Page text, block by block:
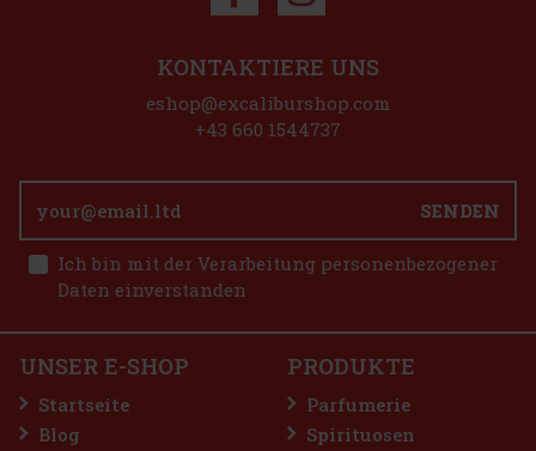
SENDEN
Ich bin mit der Verarbeitung personenbezogener
Daten einverstanden
KONTAKTIERE UNS
eshop@excaliburshop.com
+43 660 1544737
UNSER E-SHOP
Startseite
Blog
PRODUKTE
Parfumerie
Spirituosen